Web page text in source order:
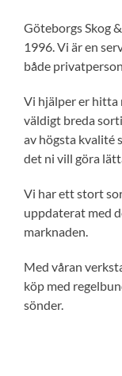
Göteborgs Skog
1996. Vi är en
både
Vi hjälper er hitta
väldigt breda
av högsta kvalité
det ni vill göra
Vi har ett stort
uppdaterat med
marknaden.
Med våran
köp med
sönder.